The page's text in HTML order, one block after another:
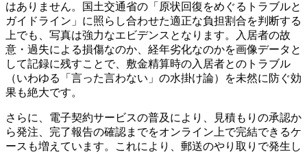
はありません。国土交通省の「原状回復をめぐるトラブルと
ガイドライン」に照らし合わせた適正な負担割合を判断する
上でも、写真は強力なエビデンスとなります。入居者の故
意・過失による損傷なのか、経年劣化なのかを画像データと
して記録に残すことで、敷金精算時の入居者とのトラブル
（いわゆる「言った言わない」の水掛け論）を未然に防ぐ効
果も絶大です。
さらに、電子契約サービスの普及により、見積もりの承認か
ら発注、完了報告の確認までをオンライン上で完結できるケ
ースも増えています。これにより、郵送のやり取りで発生し